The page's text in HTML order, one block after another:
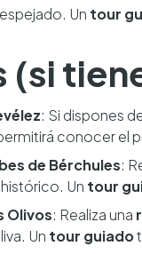
Un tour
(si
: Si dispones
conocer el
de Bérchules:
Un tour
Olivos: Realiza una
Un tour guiado